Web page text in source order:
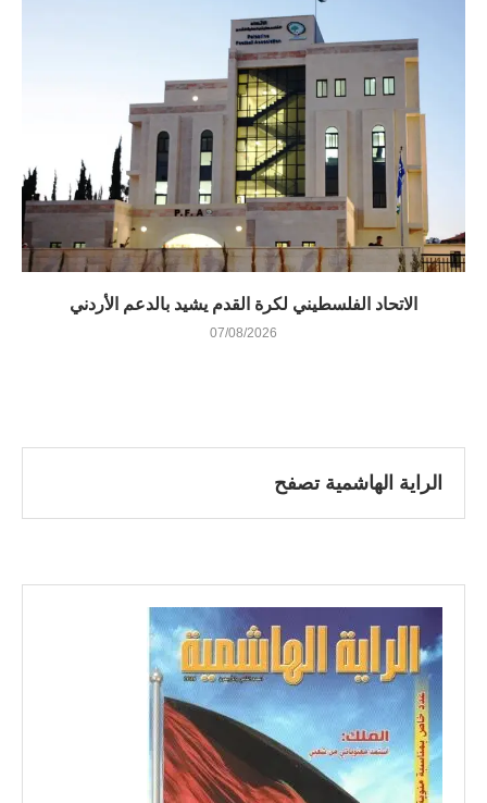
الاتحاد الفلسطيني لكرة القدم يشيد بالدعم الأردني
07/08/2026
الراية الهاشمية تصفح